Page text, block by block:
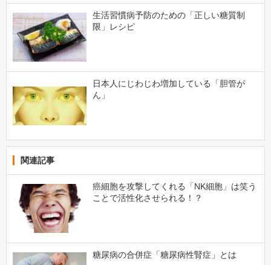
生活習慣病予防のための「正しい糖質制
限」レシピ
日本人にじわじわ増加している「胆管が
ん」
関連記事
癌細胞を攻撃してくれる「NK細胞」は笑う
ことで活性化させられる！？
糖尿病の合併症「糖尿病性腎症」とは